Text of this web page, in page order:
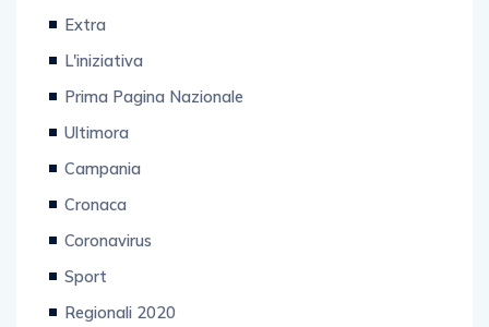
Extra
L'iniziativa
Prima Pagina Nazionale
Ultimora
Campania
Cronaca
Coronavirus
Sport
Regionali 2020